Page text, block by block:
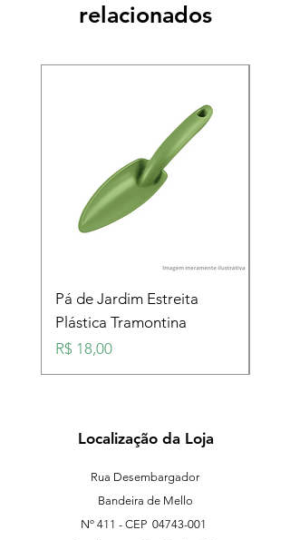
relacionados
Pá de Jardim Estreita
Plástica Tramontina
Preço
R$ 18,00
Localização da Loja
Rua Desembargador
Bandeira de Mello
Nº 411 - CEP 04743-001